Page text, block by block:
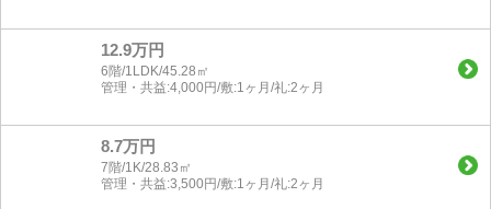
12.9万円
6階/1LDK/45.28㎡
管理・共益:4,000円/敷:1ヶ月/礼:2ヶ月
8.7万円
7階/1K/28.83㎡
管理・共益:3,500円/敷:1ヶ月/礼:2ヶ月